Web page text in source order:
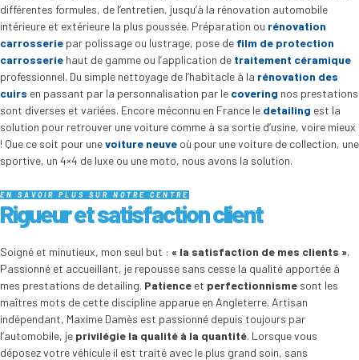
différentes formules, de l’entretien, jusqu’à la rénovation automobile
intérieure et extérieure la plus poussée. Préparation ou rénovation
carrosserie par polissage ou lustrage, pose de film de protection
carrosserie haut de gamme ou l’application de traitement céramique
professionnel. Du simple nettoyage de l’habitacle à la rénovation des
cuirs en passant par la personnalisation par le covering nos prestations
sont diverses et variées. Encore méconnu en France le detailing est la
solution pour retrouver une voiture comme à sa sortie d’usine, voire mieux
! Que ce soit pour unevoiture neuve où pour une voiture de collection, une
sportive, un 4×4 de luxe ou une moto, nous avons la solution.
EN SAVOIR PLUS SUR NOTRE CENTRE
Rigueur et satisfaction client
Soigné et minutieux, mon seul but : « la satisfaction de mes clients ».
Passionné et accueillant, je repousse sans cesse la qualité apportée à
mes prestations de detailing. Patience et perfectionnisme sont les
maîtres mots de cette discipline apparue en Angleterre. Artisan
indépendant, Maxime Damès est passionné depuis toujours par
l’automobile, je privilégie la qualité à la quantité. Lorsque vous
déposez votre véhicule il est traité avec le plus grand soin, sans